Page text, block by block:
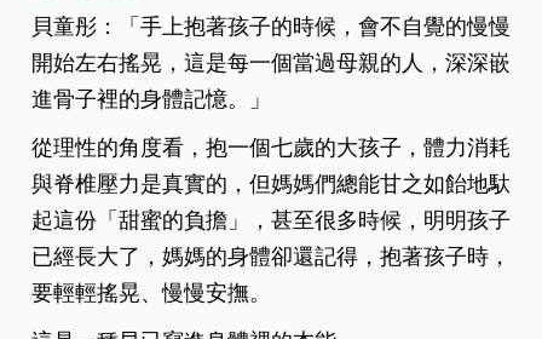
貝童彤：「手上抱著孩子的時候，會不自覺的慢慢
開始左右搖晃，這是每一個當過母親的人，深深嵌
進骨子裡的身體記憶。
」
從理性的角度看，抱一個七歲的大孩子，體力消耗
與脊椎壓力是真實的，但媽媽們總能甘之如飴地馱
起這份「甜蜜的負擔」，甚至很多時候，明明孩子
已經長大了，媽媽的身體卻還記得，抱著孩子時，
要輕輕搖晃、慢慢安撫。